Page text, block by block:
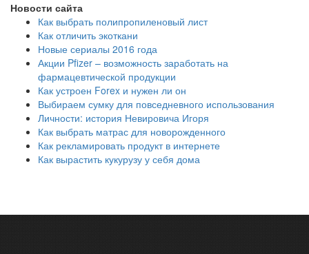
Новости сайта
Как выбрать полипропиленовый лист
Как отличить экоткани
Новые сериалы 2016 года
Акции Pfizer – возможность заработать на
фармацевтической продукции
Как устроен Forex и нужен ли он
Выбираем сумку для повседневного использования
Личности: история Невировича Игоря
Как выбрать матрас для новорожденного
Как рекламировать продукт в интернете
Как вырастить кукурузу у себя дома